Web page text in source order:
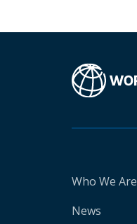
Who We Are
News